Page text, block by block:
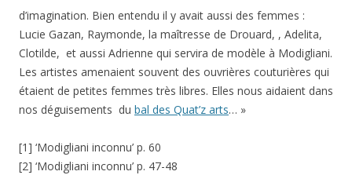
d’imagination. Bien entendu il y avait aussi des femmes :
Lucie Gazan, Raymonde, la maîtresse de Drouard, , Adelita,
Clotilde, et aussi Adrienne qui servira de modèle à Modigliani.
Les artistes amenaient souvent des ouvrières couturières qui
étaient de petites femmes très libres. Elles nous aidaient dans
nos déguisements du bal des Quat’z arts… »
[1] ‘Modigliani inconnu’ p. 60
[2] ‘Modigliani inconnu’ p. 47-48